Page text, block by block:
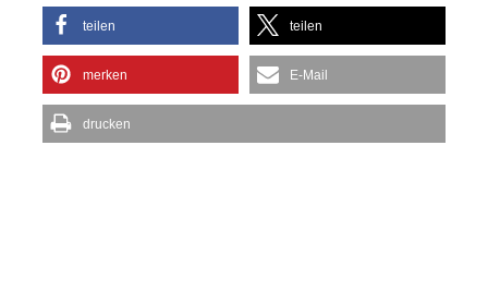
teilen teilen
merken E-Mail
drucken